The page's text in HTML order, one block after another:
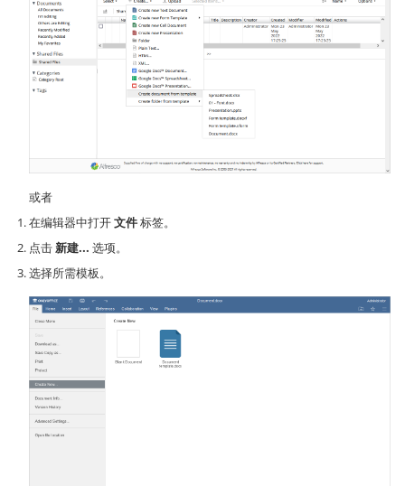
或者
在编辑器中打开文件标签。
点击新建... 选项。
选择所需模板。